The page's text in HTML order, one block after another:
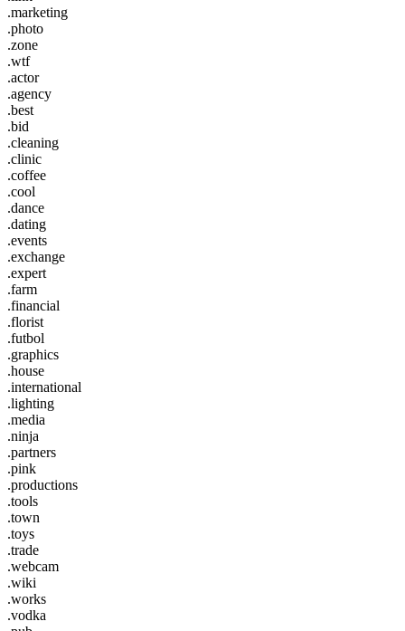
.marketing
.photo
.zone
.wtf
.actor
.agency
.best
.bid
.cleaning
.clinic
.coffee
.cool
.dance
.dating
.events
.exchange
.expert
.farm
.financial
.florist
.futbol
.graphics
.house
.international
.lighting
.media
.ninja
.partners
.pink
.productions
.tools
.town
.toys
.trade
.webcam
.wiki
.works
.vodka